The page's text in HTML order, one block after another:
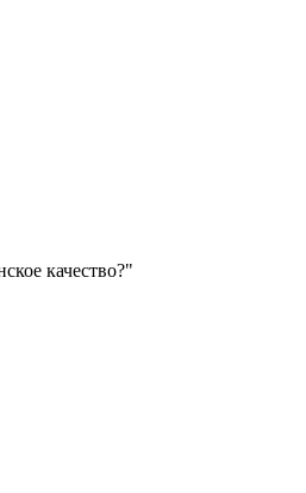
качество?"